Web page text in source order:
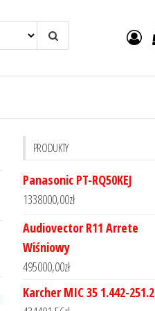
PRODUKTY
Panasonic PT-RQ50KEJ
1338000,00zł
Audiovector R11 Arrete
Wiśniowy
495000,00zł
Karcher MIC 35 1.442-251.2